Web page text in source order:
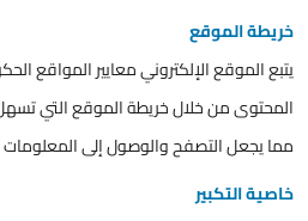
خريطة الموقع
يتبع الموقع الإلكتروني معايير المواقع
المحتوى من خلال خريطة الموقع التي
مما يجعل التصفح والوصول إلى
خاصية التكبير